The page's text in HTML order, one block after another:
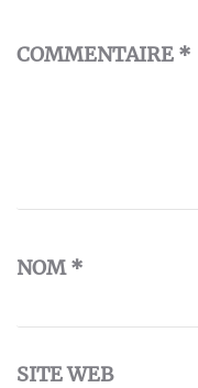
COMMENTAIRE *
NOM*
SITE WEB